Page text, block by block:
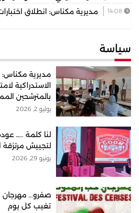
رهان التجمع الوطني للأحرار بإقليم بركان
مديرية مكناس: انطلاق
سياسة
مديرية مكناس:
الاستدراكية
بالمترشحين
2026
يوليو 2, 2026
لنا كلمة …..
لتجييش مرتزقة
يونيو 29, 2026
صفرو… مهرجان
تغيب كل يوم